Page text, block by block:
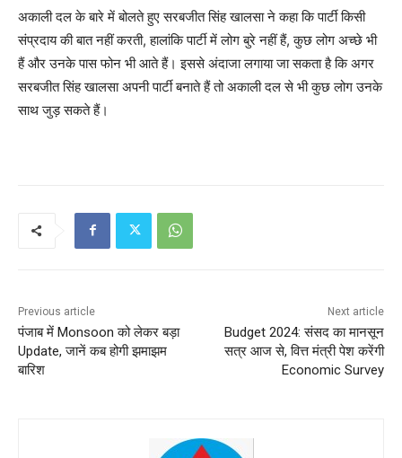
अकाली दल के बारे में बोलते हुए सरबजीत सिंह खालसा ने कहा कि पार्टी किसी
संप्रदाय की बात नहीं करती, हालांकि पार्टी में लोग बुरे नहीं हैं, कुछ लोग अच्छे भी
हैं और उनके पास फोन भी आते हैं। इससे अंदाजा लगाया जा सकता है कि अगर
सरबजीत सिंह खालसा अपनी पार्टी बनाते हैं तो अकाली दल से भी कुछ लोग उनके
साथ जुड़ सकते हैं।
Previous article
पंजाब में Monsoon को लेकर बड़ा
Update, जानें कब होगी झमाझम
बारिश
Next article
Budget 2024: संसद का मानसून
सत्र आज से, वित्त मंत्री पेश करेंगी
Economic Survey